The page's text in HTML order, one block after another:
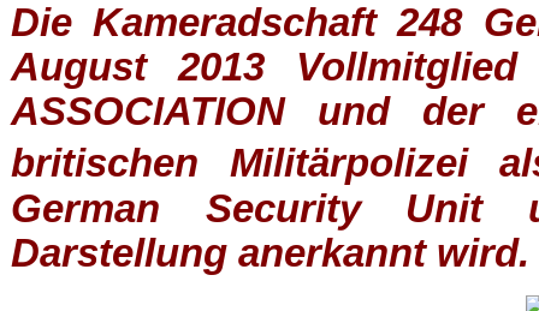
Die Kameradschaft 248
August 2013
ASSOCIATIONund der
britischen
Militärpolizei
German Security Unit
Darstellung anerkannt wird.